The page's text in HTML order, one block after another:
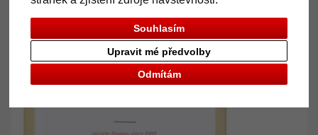
Souhlasím
Odmítám
Upravit mé předvolby
Zpět